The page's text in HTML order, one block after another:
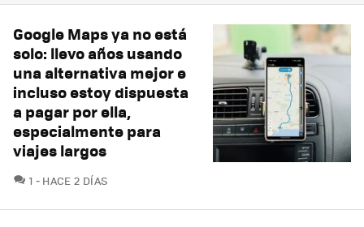
Google Maps ya no está
solo: llevo años usando
una alternativa mejor e
incluso estoy dispuesta
a pagar por ella,
especialmente para
viajes largos
1 COMENTARIOS
HACE 2 DÍAS